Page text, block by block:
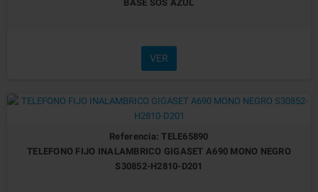
BASE SOS AZUL
VER
Referencia: TELE65890
TELEFONO FIJO INALAMBRICO GIGASET A690 MONO NEGRO
S30852-H2810-D201